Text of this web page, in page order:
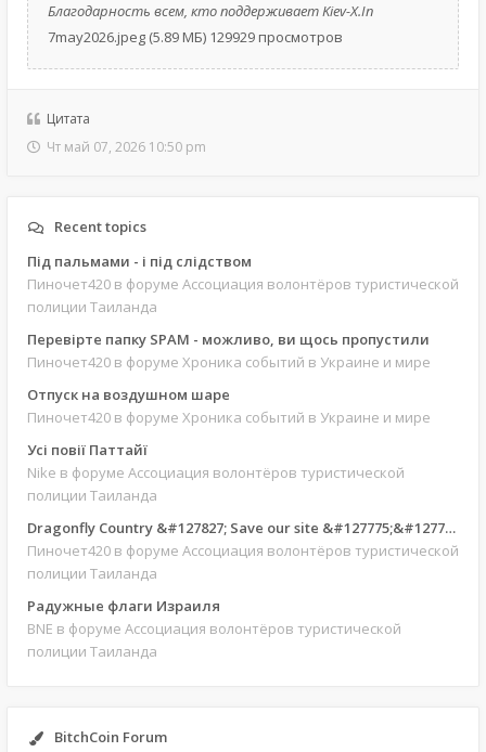
Благодарность всем, кто поддерживает Kiev-X.In
7may2026.jpeg (5.89 МБ) 129929 просмотров
Цитата
Чт май 07, 2026 10:50 pm
Recent topics
Під пальмами - і під слідством
Пиночет420 в форуме Ассоциация волонтёров туристической
полиции Таиланда
Перевірте папку SPAM - можливо, ви щось пропустили
Пиночет420 в форуме Хроника событий в Украине и мире
Отпуск на воздушном шаре
Пиночет420 в форуме Хроника событий в Украине и мире
Усі повії Паттайї
Nike в форуме Ассоциация волонтёров туристической
полиции Таиланда
Dragonfly Country &#127827; Save our site &#127775;&#127769;
Пиночет420 в форуме Ассоциация волонтёров туристической
полиции Таиланда
Радужные флаги Израиля
BNE в форуме Ассоциация волонтёров туристической
полиции Таиланда
BitchCoin Forum